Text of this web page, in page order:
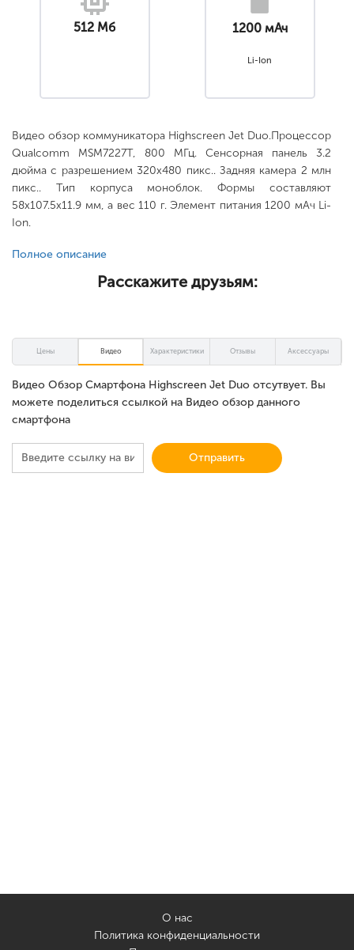
512 Мб 1200 мАч
Li-Ion
Видео обзор коммуникатора Highscreen Jet Duo.Процессор
Qualcomm MSM7227T, 800 МГц. Сенсорная панель 3.2
дюйма с разрешением 320x480 пикс.. Задняя камера 2 млн
пикс.. Тип корпуса моноблок. Формы составляют
58x107.5x11.9 мм, а вес 110 г. Элемент питания 1200 мАч Li-
Ion.
Полное описание
Расскажите друзьям:
Цены Видео Характеристики Отзывы Аксессуары
Видео Обзор Смартфона Highscreen Jet Duo отсутвует. Вы
можете поделиться ссылкой на Видео обзор данного
смартфона
Отправить
О нас
Политика конфиденциальности